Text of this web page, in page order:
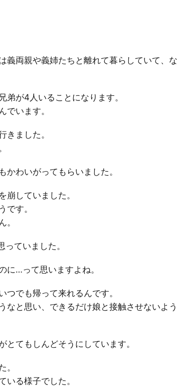
義両親や義姉たちと離れて暮らしていて、な
が4人いることになります。
でいます。
きました。
わいがってもらいました。
崩していました。
です。
。
ていました。
に…って思いますよね。
でも帰って来れるんです。
なと思い、できるだけ娘と接触させないよう
てもしんどそうにしています。
。
いる様子でした。